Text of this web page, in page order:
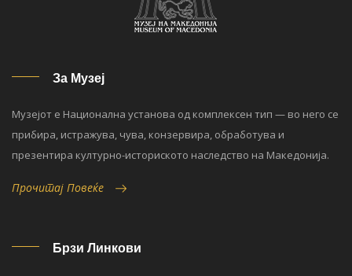
За Музеј
Музејот е Национална установа од комплексен тип — во него се
прибира, истражува, чува, конзервира, обработува и
презентира културно-историското наследство на Македонија.
Прочитај Повеќе
Брзи Линкови